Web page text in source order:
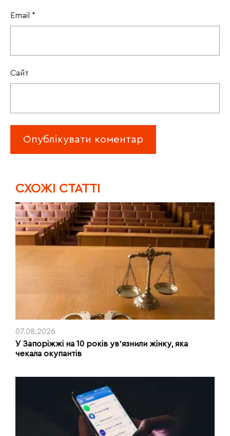
Email *
Сайт
CХОЖІ СТАТТІ
07.08.2026
У Запоріжжі на 10 років увʼязнили жінку, яка
чекала окупантів